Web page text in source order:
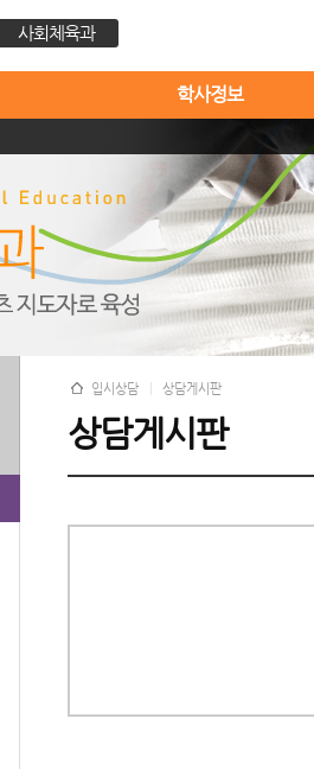
사회체육과
학사정보
입시상담 상담게시판
상담게시판